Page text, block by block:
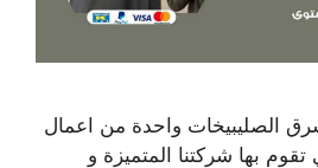
الصليبيخات واحدة من اعمال
تقوم بها شركتنا المتميزة و